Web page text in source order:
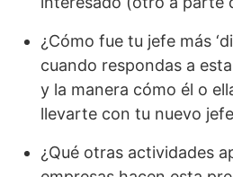
¿Cómo fue tu jefe más
cuando respondas a
y la manera cómo él o
llevarte con tu nuevo
¿Qué otras actividades